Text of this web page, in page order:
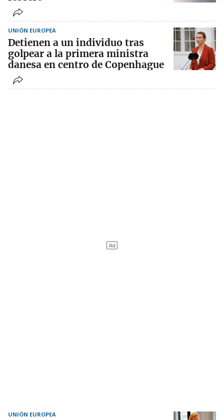
UNIÓN EUROPEA
Detienen a un individuo tras
golpear a la primera ministra
danesa en centro de Copenhague
UNIÓN EUROPEA